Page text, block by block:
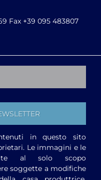
Fax +39 095 483807
in questo sito
Le immagini e le
al solo scopo
soggette a modifiche